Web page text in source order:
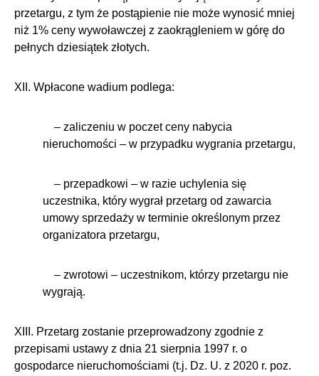
przetargu, z tym że postąpienie nie może wynosić mniej
niż 1% ceny wywoławczej z zaokrągleniem w górę do
pełnych dziesiątek złotych.
XII. Wpłacone wadium podlega:
– zaliczeniu w poczet ceny nabycia
nieruchomości – w przypadku wygrania przetargu,
– przepadkowi – w razie uchylenia się
uczestnika, który wygrał przetarg od zawarcia
umowy sprzedaży w terminie określonym przez
organizatora przetargu,
– zwrotowi – uczestnikom, którzy przetargu nie
wygrają.
XIII. Przetarg zostanie przeprowadzony zgodnie z
przepisami ustawy z dnia 21 sierpnia 1997 r. o
gospodarce nieruchomościami (t.j. Dz. U. z 2020 r. poz.